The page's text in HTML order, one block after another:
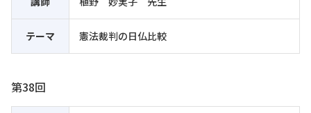
テーマ 憲法裁判の日仏比較
第38回